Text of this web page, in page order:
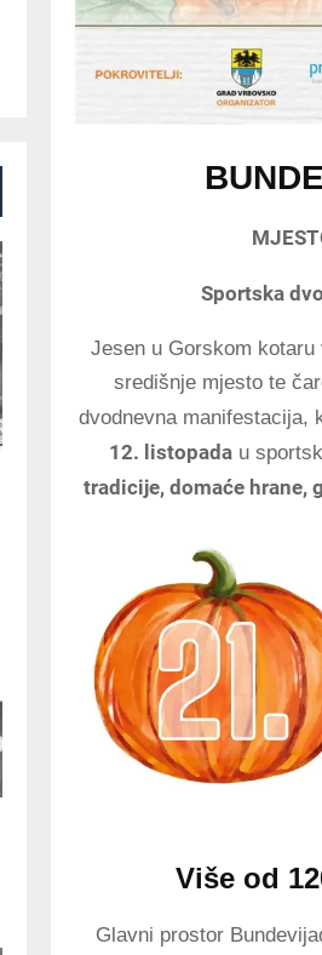
Sportska
Jesen u Gorskom
središnje mjesto te
dvodnevna manifestacija,
12. listopada u
tradicije, domaće hrane,
Više od
Glavni prostor